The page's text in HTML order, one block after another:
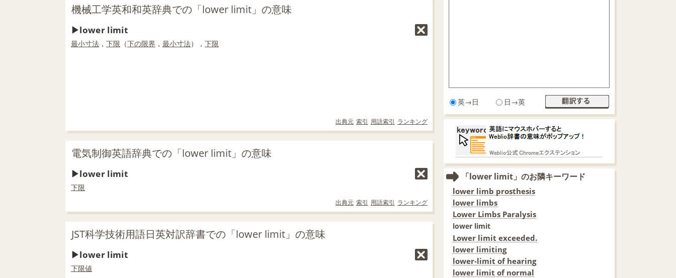
機械工学英和和英辞典での「lower limit」の意味
lower limit
最小寸法 ， 下限 （下の限界 ， 最小寸法）， 下限
出典元 索引 用語索引 ランキング
電気制御英語辞典での「lower limit」の意味
lower limit
下限
出典元 索引 用語索引 ランキング
JST科学技術用語日英対訳辞書での「lower limit」の意味
lower limit
下限値
英→日 日→英
「lower limit」のお隣キーワード
lower limb prosthesis
lower limbs
Lower Limbs Paralysis
lower limit
Lower limit exceeded.
lower limiting
lower-limit of hearing
lower limit of normal